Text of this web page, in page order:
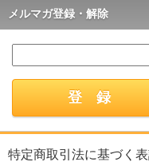
メルマガ登録・解除
特定商取引法に基づく表